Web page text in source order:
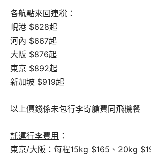
各航點來回連稅 ：
峴港 $628起
河內 $667起
大阪 $876起
東京 $892起
新加坡 $919起
以上價錢係未包行李寄艙費同飛機餐
託運行李費用 ：
東京/大阪：每程15kg $165、20kg